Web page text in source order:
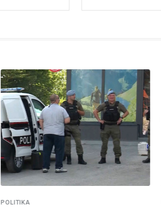
POLITIKA